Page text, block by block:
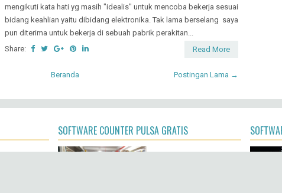
mengikuti kata hati yg masih "idealis" untuk mencoba bekerja sesuai
bidang keahlian yaitu dibidang elektronika. Tak lama berselang saya
pun diterima untuk bekerja di sebuah pabrik perakitan...
Share:
Read More
Postingan Lama →
Beranda
SOFTWARE COUNTER PULSA GRATIS